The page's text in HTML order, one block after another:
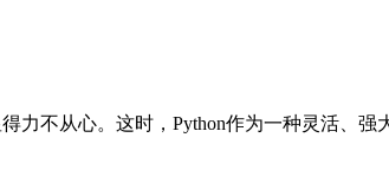
力不从心。这时，Python作为一种灵活、